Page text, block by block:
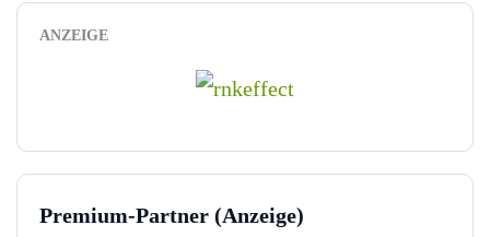
ANZEIGE
Premium-Partner (Anzeige)